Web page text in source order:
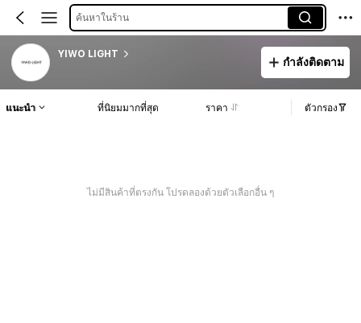
ค้นหาในร้าน
YIWO LIGHT
กำลังติดตาม
แนะนำ ที่นิยมมากที่สุด ราคา ตัวกรอง
ไม่มีสินค้าที่ตรงกัน โปรดลองด้วยตัวเลือกอื่น ๆ